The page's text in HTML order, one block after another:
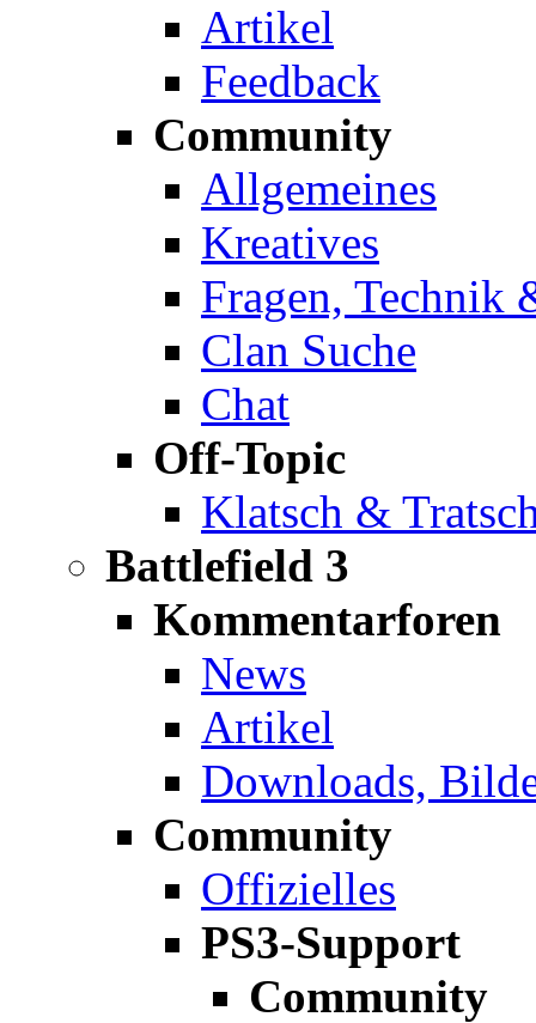
Artikel
Feedback
Community
Allgemeines
Kreatives
Fragen, Technik
Clan Suche
Chat
Off-Topic
Klatsch &
Battlefield 3
Kommentarforen
News
Artikel
Downloads,
Community
Offizielles
PS3-Support
Community